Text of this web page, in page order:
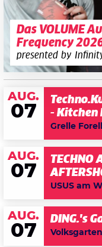
Das VOLUME
Frequency
presented by
AUG.
07
- Kitchen
Grelle
AUG.
07
TECHNO
USUS am
AUG.
07
DING.'s